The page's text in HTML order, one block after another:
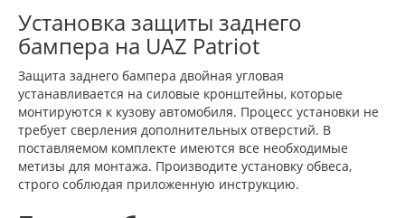
Установка защиты заднего
бампера на UAZ Patriot
Защита заднего бампера двойная угловая
устанавливается на силовые кронштейны, которые
монтируются к кузову автомобиля. Процесс установки не
требует сверления дополнительных отверстий. В
поставляемом комплекте имеются все необходимые
метизы для монтажа. Производите установку обвеса,
строго соблюдая приложенную инструкцию.